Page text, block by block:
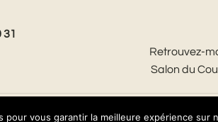
31
Retrouvez-
Salon du
pour vous garantir la meilleure expérience